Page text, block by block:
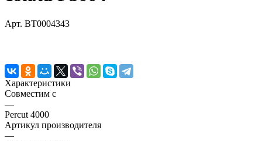
Арт. BT0004343
Характеристики
Совместим с
—
Percut 4000
Артикул производителя
—